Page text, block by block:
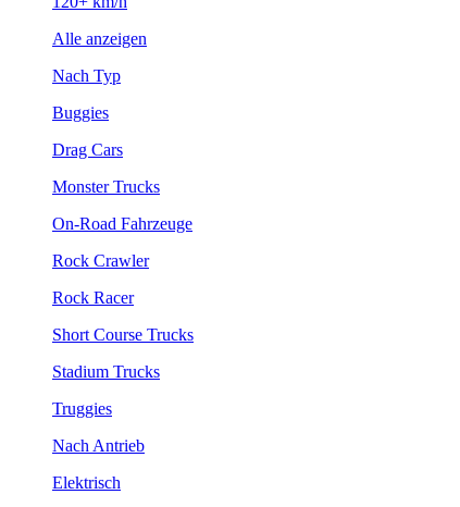
Alle anzeigen
Nach Typ
Buggies
Drag Cars
Monster Trucks
On-Road Fahrzeuge
Rock Crawler
Rock Racer
Short Course Trucks
Stadium Trucks
Truggies
Nach Antrieb
Elektrisch